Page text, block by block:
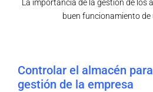
La importancia de la gestión de los
buen funcionamiento de
Controlar el almacén
gestión de la empresa